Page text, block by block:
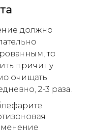
должно
то
причину
очищать
2-3 раза.